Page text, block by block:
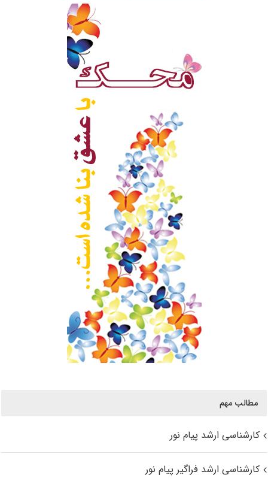
مطالب مهم
کارشناسی ارشد پیام نور
کارشناسی ارشد فراگیر پیام نور